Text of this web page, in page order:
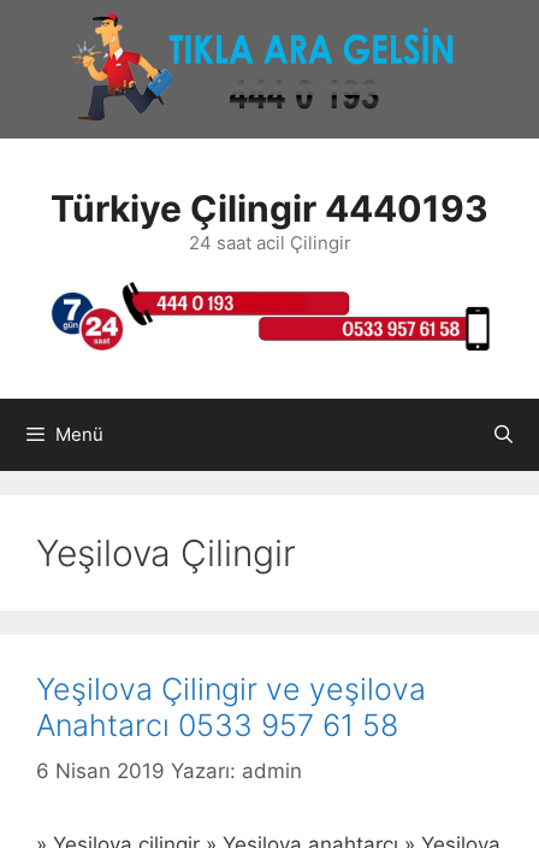
Türkiye Çilingir 4440193
24 saat acil Çilingir
Menü
Yeşilova Çilingir
Yeşilova Çilingir ve yeşilova
Anahtarcı 0533 957 61 58
6 Nisan 2019 Yazarı: admin